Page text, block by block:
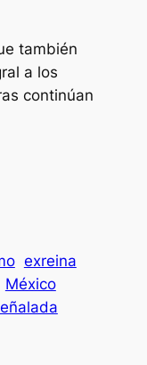
también
a los
continúan
exreina
México